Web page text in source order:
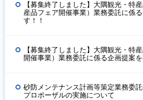
【募集終了しました】大隅観光・特
産品フェア開催事業）業務委託に係
す！！
【募集終了しました】大隅観光・特
開催事業）業務委託に係る企画提案を
砂防メンテナンス計画等策定業務委
プロポーザルの実施について